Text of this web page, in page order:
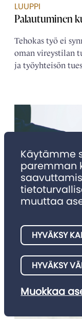
LUUPPI
Palautuminen
Tehokas työ ei
oman vireystilan
ja työyhteisön
Nimitykset 4/
Julkaisemme
ilmoittamia
Käytämme
paremman
muuttaa
HYVÄKSY
HYVÄKSY
Muokkaa